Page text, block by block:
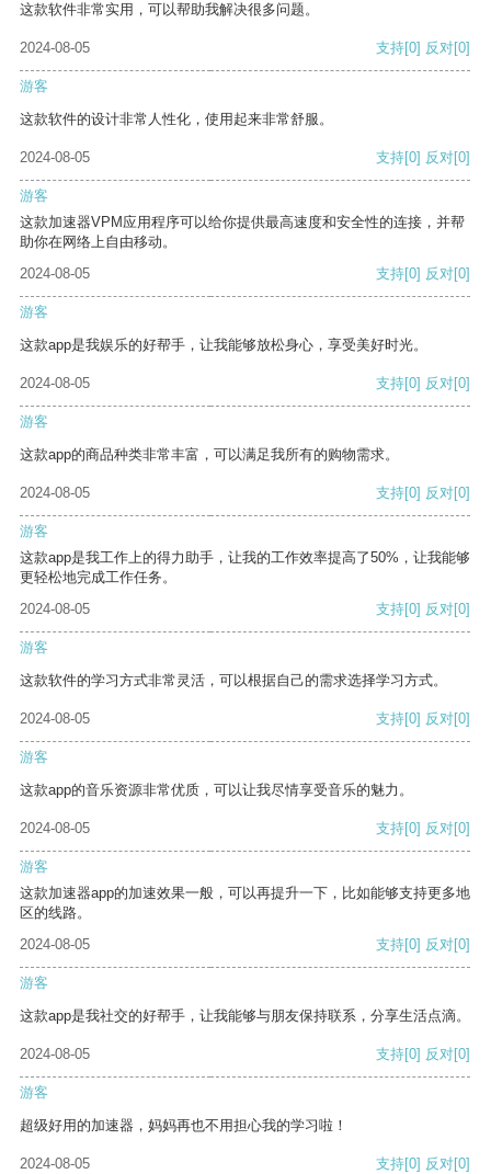
这款软件非常实用，可以帮助我解决很多问题。
2024-08-05 支持[0] 反对[0]
游客
这款软件的设计非常人性化，使用起来非常舒服。
2024-08-05 支持[0] 反对[0]
游客
这款加速器VPM应用程序可以给你提供最高速度和安全性的连接，并帮
助你在网络上自由移动。
2024-08-05
支持[0] 反对[0]
游客
这款app是我娱乐的好帮手，让我能够放松身心，享受美好时光。
2024-08-05 支持[0] 反对[0]
游客
这款app的商品种类非常丰富，可以满足我所有的购物需求。
2024-08-05 支持[0] 反对[0]
游客
这款app是我工作上的得力助手，让我的工作效率提高了50%，让我能够
更轻松地完成工作任务。
2024-08-05
支持[0] 反对[0]
游客
这款软件的学习方式非常灵活，可以根据自己的需求选择学习方式。
2024-08-05 支持[0] 反对[0]
游客
这款app的音乐资源非常优质，可以让我尽情享受音乐的魅力。
2024-08-05 支持[0] 反对[0]
游客
这款加速器app的加速效果一般，可以再提升一下，比如能够支持更多地
区的线路。
2024-08-05
支持[0] 反对[0]
游客
这款app是我社交的好帮手，让我能够与朋友保持联系，分享生活点滴。
2024-08-05 支持[0] 反对[0]
游客
超级好用的加速器，妈妈再也不用担心我的学习啦！
2024-08-05 支持[0] 反对[0]